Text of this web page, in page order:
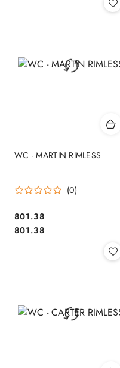
WC - MARTIN RIMLESS
(0)
Cena:
801.38
Cena:
801.38